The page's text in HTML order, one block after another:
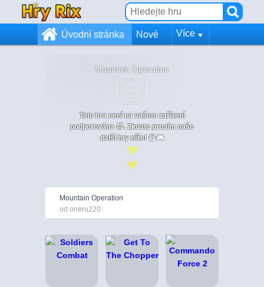
Úvodní stránka Nové Více
Mountain Operation
Tato hra není na vašem zařízení
podporována 😞. Zkuste prosím naše
další hry níže! 😄🎮
Mountain Operation
od oneru220